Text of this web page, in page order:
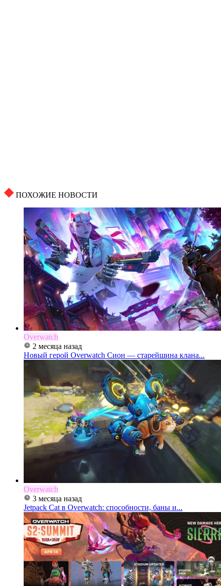
ПОХОЖИЕ НОВОСТИ
Overwatch
2 месяца назад
Новый герой Overwatch Сион — старейшина клана...
Overwatch
3 месяца назад
Jetpack Cat в Overwatch: способности, баны и...